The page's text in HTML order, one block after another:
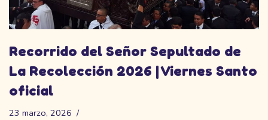
Recorrido del Señor Sepultado de
La Recolección 2026 | Viernes Santo
oficial
23 marzo, 2026